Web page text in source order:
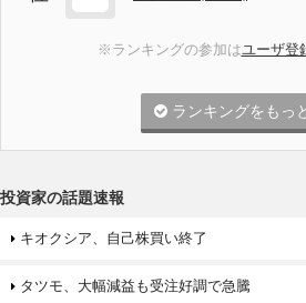
※ランキングの参加はユーザ登
ランキングをもっ
投資家の話題速報
キオクシア、自己株買い終了
タツモ、大幅減益も受注好調で急騰